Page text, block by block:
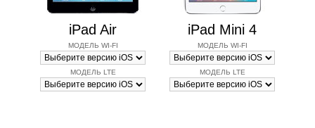
iPad Air
МОДЕЛЬ WI-FI
МОДЕЛЬ LTE
iPad Mini 4
МОДЕЛЬ WI-FI
МОДЕЛЬ LTE